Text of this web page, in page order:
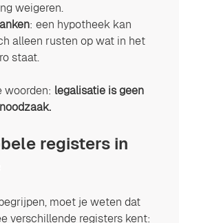
weigeren.
: een hypotheek kan
alleen rusten op wat in het
staat.
woorden: legalisatie is geen
registers in
moet je weten dat
verschillende registers kent: